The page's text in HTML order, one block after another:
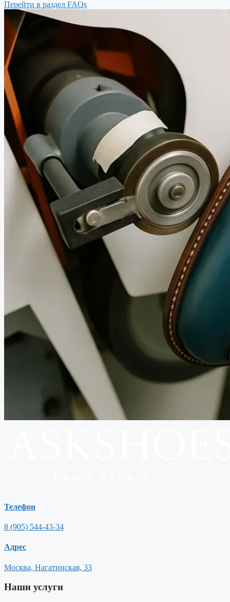
Перейти в раздел FAQs
Телефон
8 (905) 544-43-34
Адрес
Москва, Нагатинская, 33
Наши услуги